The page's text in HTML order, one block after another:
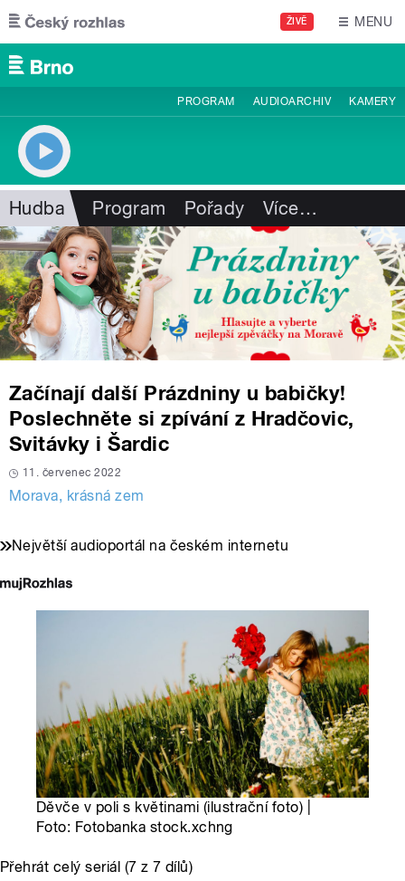
Přejít k hlavnímu obsahu
ŽIVĚ MENU
PROGRAM AUDIOARCHIV KAMERY
Hudba Program Pořady Více…
Začínají další Prázdniny u babičky!
Poslechněte si zpívání z Hradčovic,
Svitávky i Šardic
11. červenec 2022
Morava, krásná zem
Největší audioportál na českém internetu
Děvče v poli s květinami (ilustrační foto) |
Foto: Fotobanka stock.xchng
Přehrát celý seriál (7 z 7 dílů)